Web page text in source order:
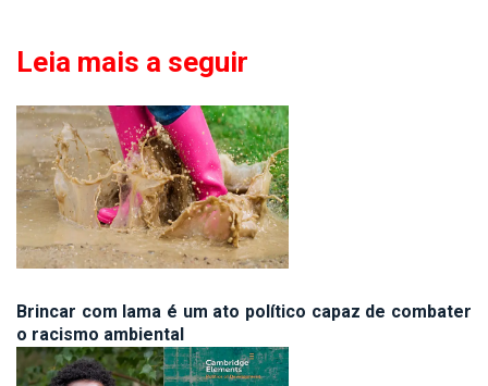
Leia mais a seguir
Brincar com lama é um ato político capaz de combater
o racismo ambiental